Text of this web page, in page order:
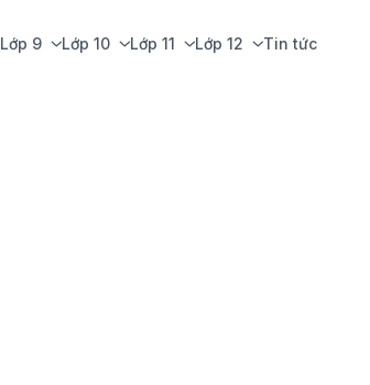
Lớp 9 Lớp 10 Lớp 11 Lớp 12 Tin tức